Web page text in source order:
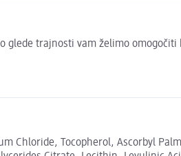
trajnosti vam želimo omogočiti
Chloride, Tocopherol, Ascorbyl